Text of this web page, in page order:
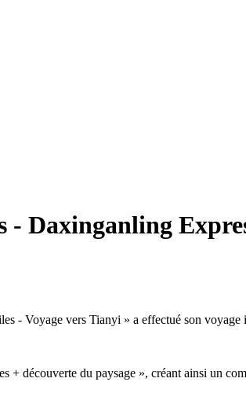
Daxinganling
- Voyage vers Tianyi » a effectué son voyage
découverte du paysage », créant ainsi un